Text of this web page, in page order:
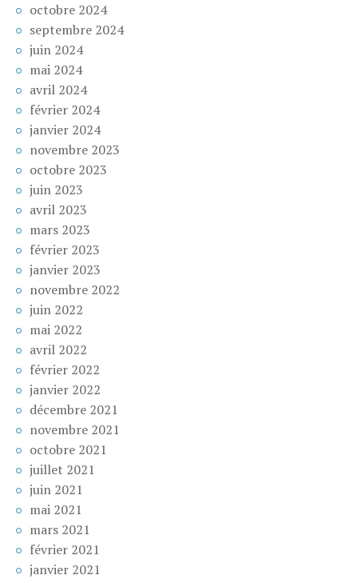
octobre 2024
septembre 2024
juin 2024
mai 2024
avril 2024
février 2024
janvier 2024
novembre 2023
octobre 2023
juin 2023
avril 2023
mars 2023
février 2023
janvier 2023
novembre 2022
juin 2022
mai 2022
avril 2022
février 2022
janvier 2022
décembre 2021
novembre 2021
octobre 2021
juillet 2021
juin 2021
mai 2021
mars 2021
février 2021
janvier 2021